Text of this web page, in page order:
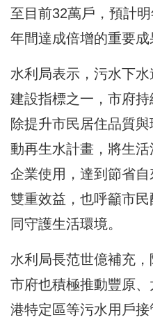
至目前32萬戶，預計
年間達成倍增的重要成
水利局表示，污水下
建設指標之一，市府持
除提升市民居住品質
動再生水計畫，將生
企業使用，達到節省
雙重效益，也呼籲市
同守護生活環境。
水利局長范世億補充
市府也積極推動豐原
港特定區等污水用戶